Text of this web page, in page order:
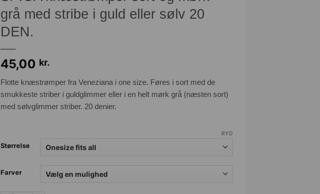
grå med stribe i guld eller sølv 20
DEN.
45,00 kr.
Flotte knæstrømper fra Veneziana i one size. Føres i sort med de
smukkeste striber i guldglimmer eller i en helt mørk grå (næsten sort)
med sølvglimmer striber. 20 denier.
Størrelse
Farver
RYD